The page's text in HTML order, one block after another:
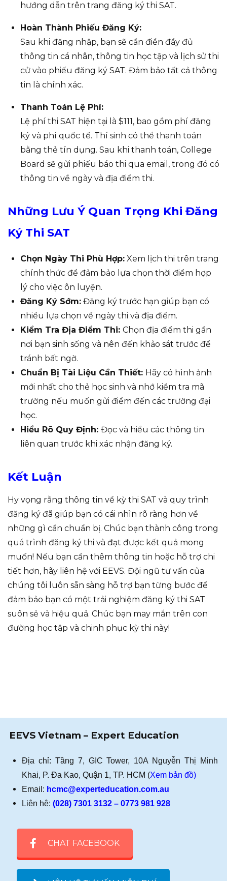
hướng dẫn trên trang đăng ký thi SAT.
Hoàn Thành Phiếu Đăng Ký:
Sau khi đăng nhập, bạn sẽ cần điền đầy đủ
thông tin cá nhân, thông tin học tập và lịch sử thi
cử vào phiếu đăng ký SAT. Đảm bảo tất cả thông
tin là chính xác.
Thanh Toán Lệ Phí:
Lệ phí thi SAT hiện tại là $111, bao gồm phí đăng
ký và phí quốc tế. Thí sinh có thể thanh toán
bằng thẻ tín dụng. Sau khi thanh toán, College
Board sẽ gửi phiếu báo thi qua email, trong đó có
thông tin về ngày và địa điểm thi.
Những Lưu Ý Quan Trọng Khi Đăng
Ký Thi SAT
Chọn Ngày Thi Phù Hợp: Xem lịch thi trên trang
chính thức để đảm bảo lựa chọn thời điểm hợp
lý cho việc ôn luyện.
Đăng Ký Sớm: Đăng ký trước hạn giúp bạn có
nhiều lựa chọn về ngày thi và địa điểm.
Kiểm Tra Địa Điểm Thi: Chọn địa điểm thi gần
nơi bạn sinh sống và nên đến khảo sát trước để
tránh bất ngờ.
Chuẩn Bị Tài Liệu Cần Thiết: Hãy có hình ảnh
mới nhất cho thẻ học sinh và nhớ kiểm tra mã
trường nếu muốn gửi điểm đến các trường đại
học.
Hiểu Rõ Quy Định: Đọc và hiểu các thông tin
liên quan trước khi xác nhận đăng ký.
Kết Luận
Hy vọng rằng thông tin về kỳ thi SAT và quy trình
đăng ký đã giúp bạn có cái nhìn rõ ràng hơn về
những gì cần chuẩn bị. Chúc bạn thành công trong
quá trình đăng ký thi và đạt được kết quả mong
muốn! Nếu bạn cần thêm thông tin hoặc hỗ trợ chi
tiết hơn, hãy liên hệ với EEVS. Đội ngũ tư vấn của
chúng tôi luôn sẵn sàng hỗ trợ bạn từng bước để
đảm bảo bạn có một trải nghiệm đăng ký thi SAT
suôn sẻ và hiệu quả. Chúc bạn may mắn trên con
đường học tập và chinh phục kỳ thi này!
EEVS Vietnam – Expert Education
Địa chỉ: Tầng 7, GIC Tower, 10A Nguyễn Thị Minh
Khai, P. Đa Kao, Quận 1, TP. HCM (Xem bản đồ)
Email: hcmc@experteducation.com.au
Liên hệ: (028) 7301 3132 – 0773 981 928
CHAT FACEBOOK